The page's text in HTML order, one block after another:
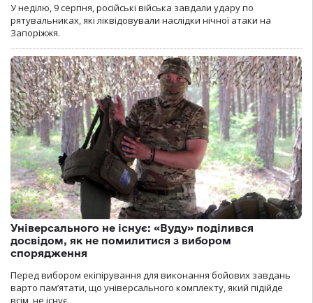
У неділю, 9 серпня, російські війська завдали удару по
рятувальниках, які ліквідовували наслідки нічної атаки на
Запоріжжя.
Універсального не існує: «Вуду» поділився
досвідом, як не помилитися з вибором
спорядження
Перед вибором екіпірування для виконання бойових завдань
варто пам’ятати, що універсального комплекту, який підійде
всім, не існує.